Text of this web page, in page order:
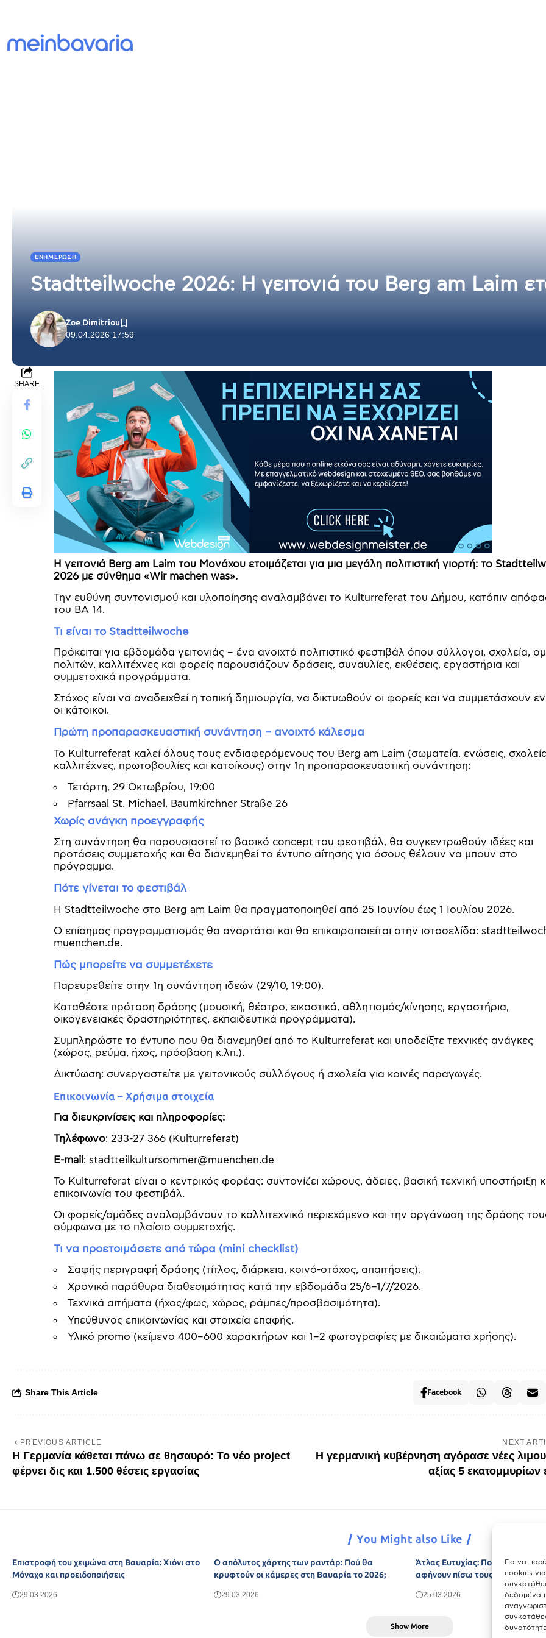
Για να
cookies
δεδομένα
ΕΝΗΜΈΡΩΣΗ
Stadtteilwoche 2026: Η γειτονιά του Berg am Laim
09.04.2026 17:59
Zoe Dimitriou
SHARE
Η γειτονιά Berg am Laim του Μονάχου ετοιμάζεται για μια μεγάλη πολιτιστική γιορτή: το
2026 με σύνθημα «Wir machen was».
Την ευθύνη συντονισμού και υλοποίησης αναλαμβάνει το Kulturreferat του Δήμου, κατόπιν
του BA 14.
Τι είναι το Stadtteilwoche
Πρόκειται για εβδομάδα γειτονιάς – ένα ανοιχτό πολιτιστικό φεστιβάλ όπου σύλλογοι, σχολεία,
πολιτών, καλλιτέχνες και φορείς παρουσιάζουν δράσεις, συναυλίες, εκθέσεις, εργαστήρια και
συμμετοχικά προγράμματα.
Στόχος είναι να αναδειχθεί η τοπική δημιουργία, να δικτυωθούν οι φορείς και να συμμετάσχουν
οι κάτοικοι.
Πρώτη προπαρασκευαστική συνάντηση – ανοιχτό κάλεσμα
Το Kulturreferat καλεί όλους τους ενδιαφερόμενους του Berg am Laim (σωματεία, ενώσεις,
καλλιτέχνες, πρωτοβουλίες και κατοίκους) στην 1η προπαρασκευαστική συνάντηση:
Τετάρτη, 29 Οκτωβρίου, 19:00
Pfarrsaal St. Michael, Baumkirchner Straße 26
Χωρίς ανάγκη προεγγραφής
Στη συνάντηση θα παρουσιαστεί το βασικό concept του φεστιβάλ, θα συγκεντρωθούν ιδέες και
προτάσεις συμμετοχής και θα διανεμηθεί το έντυπο αίτησης για όσους θέλουν να μπουν στο
πρόγραμμα.
Πότε γίνεται το φεστιβάλ
Η Stadtteilwoche στο Berg am Laim θα πραγματοποιηθεί από 25 Ιουνίου έως 1 Ιουλίου 2026.
Ο επίσημος προγραμματισμός θα αναρτάται και θα επικαιροποιείται στην ιστοσελίδα:
muenchen.de.
Πώς μπορείτε να συμμετέχετε
Παρευρεθείτε στην 1η συνάντηση ιδεών (29/10, 19:00).
Καταθέστε πρόταση δράσης (μουσική, θέατρο, εικαστικά, αθλητισμός/κίνησης, εργαστήρια,
οικογενειακές δραστηριότητες, εκπαιδευτικά προγράμματα).
Συμπληρώστε το έντυπο που θα διανεμηθεί από το Kulturreferat και υποδείξτε τεχνικές ανάγκες
(χώρος, ρεύμα, ήχος, πρόσβαση κ.λπ.).
Δικτύωση: συνεργαστείτε με γειτονικούς συλλόγους ή σχολεία για κοινές παραγωγές.
Επικοινωνία – Χρήσιμα στοιχεία
Για διευκρινίσεις και πληροφορίες:
Τηλέφωνο: 233-27 366 (Kulturreferat)
E-mail: stadtteilkultursommer@muenchen.de
Το Kulturreferat είναι ο κεντρικός φορέας: συντονίζει χώρους, άδειες, βασική τεχνική υποστήριξη
επικοινωνία του φεστιβάλ.
Οι φορείς/ομάδες αναλαμβάνουν το καλλιτεχνικό περιεχόμενο και την οργάνωση της δράσης
σύμφωνα με το πλαίσιο συμμετοχής.
Τι να προετοιμάσετε από τώρα (mini checklist)
Σαφής περιγραφή δράσης (τίτλος, διάρκεια, κοινό-στόχος, απαιτήσεις).
Χρονικά παράθυρα διαθεσιμότητας κατά την εβδομάδα 25/6–1/7/2026.
Τεχνικά αιτήματα (ήχος/φως, χώρος, ράμπες/προσβασιμότητα).
Υπεύθυνος επικοινωνίας και στοιχεία επαφής.
Υλικό promo (κείμενο 400–600 χαρακτήρων και 1–2 φωτογραφίες με δικαιώματα χρήσης).
Share This Article Facebook
PREVIOUS ARTICLE
Η Γερμανία κάθεται πάνω σε θησαυρό: Το νέο project
φέρνει δις και 1.500 θέσεις εργασίας
NEXT
H γερμανική κυβέρνηση αγόρασε νέες
αξίας 5
You Might also Like
Επιστροφή του χειμώνα στη Βαυαρία: Χιόνι στο
Μόναχο και προειδοποιήσεις
29.03.2026
Ο απόλυτος χάρτης των ραντάρ: Πού θα
κρυφτούν οι κάμερες στη Βαυαρία το 2026;
29.03.2026
Άτλας Ευτυχίας: Ποιες πόλεις
αφήνουν πίσω τους το Μόναχο;
25.03.2026
Show More